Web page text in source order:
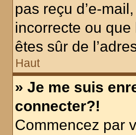
pas reçu d’e-
incorrecte ou que
êtes sûr de
Haut
» Je me suis
connecter?!
Commencez par